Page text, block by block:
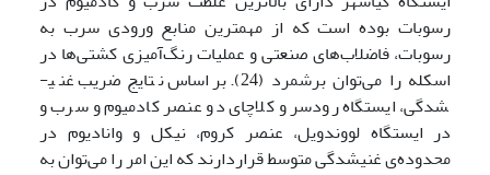
رسوبات بوده است که از مهمترین منابع ورودی سرب به
رسوبات، فاضلاب‌های صنعتی و عملیات رنگ‌آمیزی کشتی‌ها در
اسکله را می‌توان برشمرد (24). براساس نتایج ضریب غنی­
شدگی، ایستگاه رودسر و کلاچای دو عنصر کادمیوم و سرب و
در ایستگاه لووندویل، عنصر کروم، نیکل و وانادیوم در
محدوده‌ی غنی­شدگی متوسط قراردارند که این امر را می‌توان به